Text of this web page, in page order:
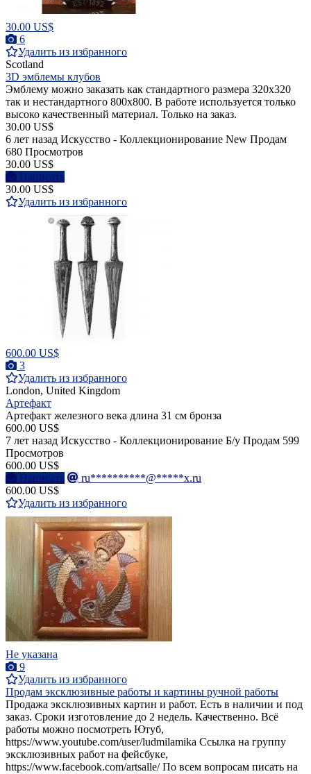
30.00 US$
6
Удалить из избранного
Scotland
3D эмблемы клубов
Эмблему можно заказать как стандартного размера 320х320
так и нестандартного 800х800. В работе используется только
высоко качественный материал. Только на заказ.
30.00 US$
6 лет назад Искусство - Коллекционирование New Продам
680 Просмотров
30.00 US$
Написать
30.00 US$
Удалить из избранного
600.00 US$
3
Удалить из избранного
London, United Kingdom
Артефакт
Артефакт железного века длина 31 см бронза
600.00 US$
7 лет назад Искусство - Коллекционирование Б/у Продам 599
Просмотров
600.00 US$
Написать
ru**********@*****x.ru
600.00 US$
Удалить из избранного
Не указана
9
Удалить из избранного
Продам эксклюзивные работы и картины ручной работы
Продажа эксклюзивных картин и работ. Есть в наличии и под
заказ. Сроки изготовление до 2 недель. Качественно. Всё
работы можно посмотреть Ютуб,
https://www.youtube.com/user/ludmilamika Ссылка на группу
эксклюзивных работ на фейсбуке,
https://www.facebook.com/artsalle/ По всем вопросам писать на